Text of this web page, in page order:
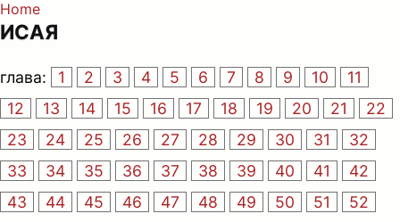
Home
ИСАЯ
глава: 1 2 3 4 5 6 7 8 9 10
11
12
13 14 15 16 17 18 19 20 21
22
23
24 25 26 27 28 29 30 31
32
33
34 35 36 37 38 39 40 41
42
43
44 45 46 47 48 49 50 51
52